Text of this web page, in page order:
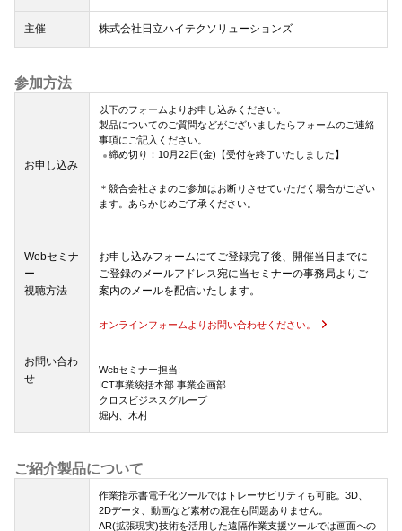
主催 株式会社日立ハイテクソリューションズ
参加方法
お申し込み
以下のフォームよりお申し込みください。
製品についてのご質問などがございましたらフォームのご連絡
事項にご記入ください。
締め切り：10月22日(金)【受付を終了いたしました】
＊競合会社さまのご参加はお断りさせていただく場合がござい
ます。あらかじめご了承ください。
Webセミナ
ー
視聴方法
お申し込みフォームにてご登録完了後、開催当日までに
ご登録のメールアドレス宛に当セミナーの事務局よりご
案内のメールを配信いたします。
お問い合わ
せ
オンラインフォームよりお問い合わせください。
Webセミナー担当:
ICT事業統括本部 事業企画部
クロスビジネスグループ
堀内、木村
ご紹介製品について
作業指示書電子化ツールではトレーサビリティも可能。3D、
2Dデータ、動画など素材の混在も問題ありません。
AR(拡張現実)技術を活用した遠隔作業支援ツールでは画面への